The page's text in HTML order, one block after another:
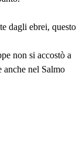
dagli ebrei, questo
non si accostò a
anche nel Salmo